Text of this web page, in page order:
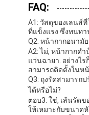
FAQ:
A1: วัสดุของเลนส์
ที่แข็งแรง ซึ่งทนท
Q2: หน้ากากอนามั
A2: ไม่, หน้ากากดํ
แว่นฉายา. อย่างไ
สามารถติดตั้งในห
Q3: ถุงรัดสามารถ
ได้หรือไม่?
ตอบ3: ใช่, เส้นรัด
ให้เหมาะกับขนาด